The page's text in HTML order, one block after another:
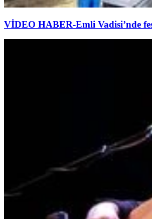
VİDEO HABER-Emli Vadisi’nde